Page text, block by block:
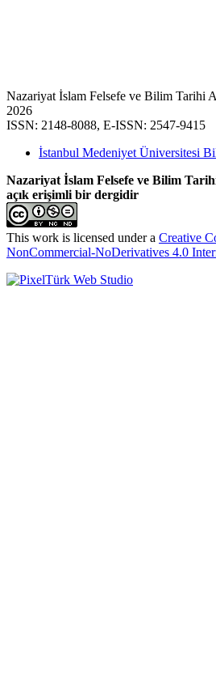
Nazariyat İslam Felsefe ve Bilim Tarihi
2026
ISSN: 2148-8088, E-ISSN: 2547-9415
İstanbul Medeniyet Üniversitesi
Nazariyat İslam Felsefe ve Bilim
açık erişimli bir dergidir
This work is licensed under a Creative
NonCommercial-NoDerivatives 4.0